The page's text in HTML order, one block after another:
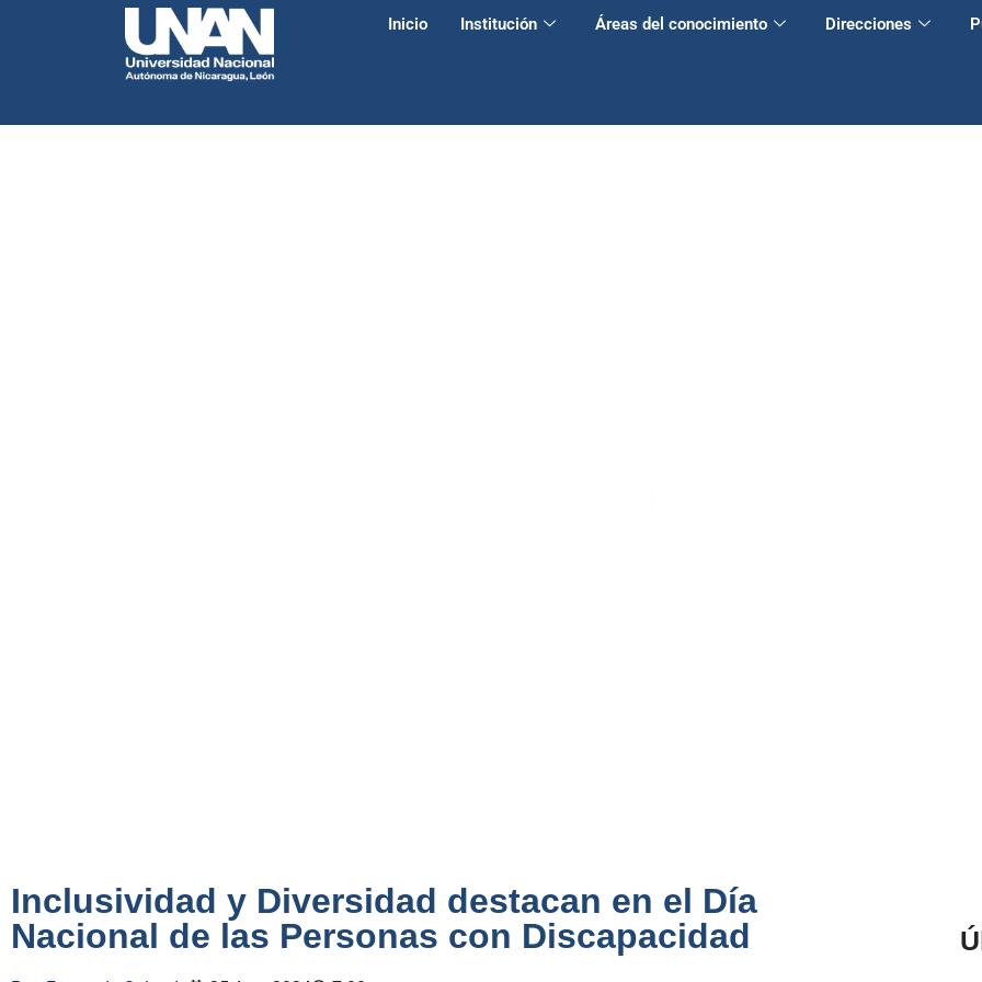
Inicio Institución Áreas del conocimiento Direcciones
Inclusividad y Diversidad destacan en el Día
Nacional de las Personas con Discapacidad